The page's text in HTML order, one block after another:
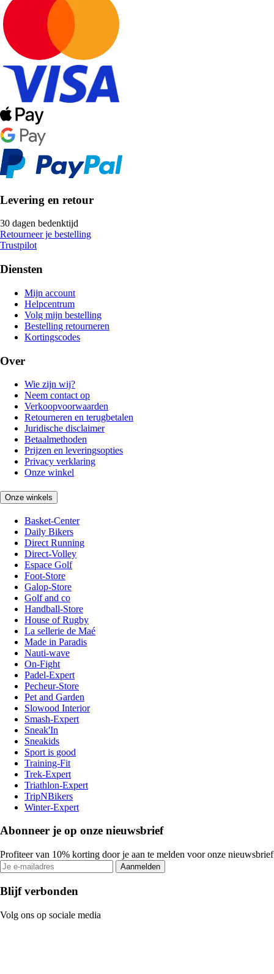
Levering en retour
30 dagen bedenktijd
Retourneer je bestelling
Trustpilot
Diensten
Mijn account
Helpcentrum
Volg mijn bestelling
Bestelling retourneren
Kortingscodes
Over
Wie zijn wij?
Neem contact op
Verkoopvoorwaarden
Retourneren en terugbetalen
Juridische disclaimer
Betaalmethoden
Prijzen en leveringsopties
Privacy verklaring
Onze winkel
Onze winkels
Basket-Center
Daily Bikers
Direct Running
Direct-Volley
Espace Golf
Foot-Store
Galop-Store
Golf and co
Handball-Store
House of Rugby
La sellerie de Maé
Made in Paradis
Nauti-wave
On-Fight
Padel-Expert
Pecheur-Store
Pet and Garden
Slowood Interior
Smash-Expert
Sneak'In
Sneakids
Sport is good
Training-Fit
Trek-Expert
Triathlon-Expert
TripNBikers
Winter-Expert
Abonneer je op onze nieuwsbrief
Profiteer van 10% korting door je aan te melden voor onze nieuwsbrief
Aanmelden
Blijf verbonden
Volg ons op sociale media